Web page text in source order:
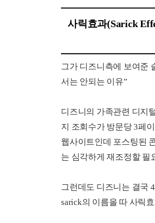
사릭효과(Sarick
그가 디즈니측에 보여준
서는 안되는 이유”
디즈니의 가족관련 디지
지 조회수가 방문당 3페
웹사이트인데 포스팅된
는 심각하게 재조정할 필
그런데도 디즈니는 결국
sarick의 이름을 따 사릭